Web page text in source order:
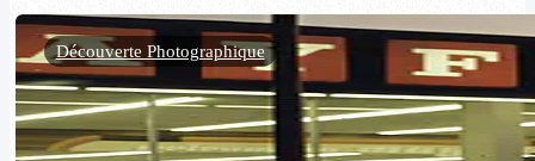
Découverte Photographique